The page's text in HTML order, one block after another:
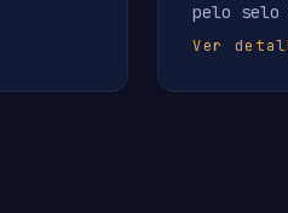
pelo selo
Ver